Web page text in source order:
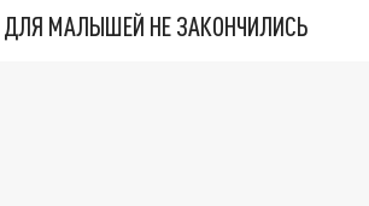
МАЛЫШЕЙ НЕ ЗАКОНЧИЛИСЬ